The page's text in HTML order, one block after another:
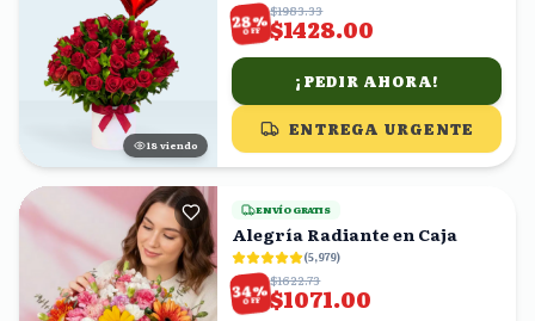
17 viendo
28%
OFF
$1983.33
$1428.00
¡PEDIR AHORA!
ENTREGA URGENTE
ENVÍO GRATIS
Alegría Radiante en Caja
(5,979)
34%
OFF
$1622.73
$1071.00